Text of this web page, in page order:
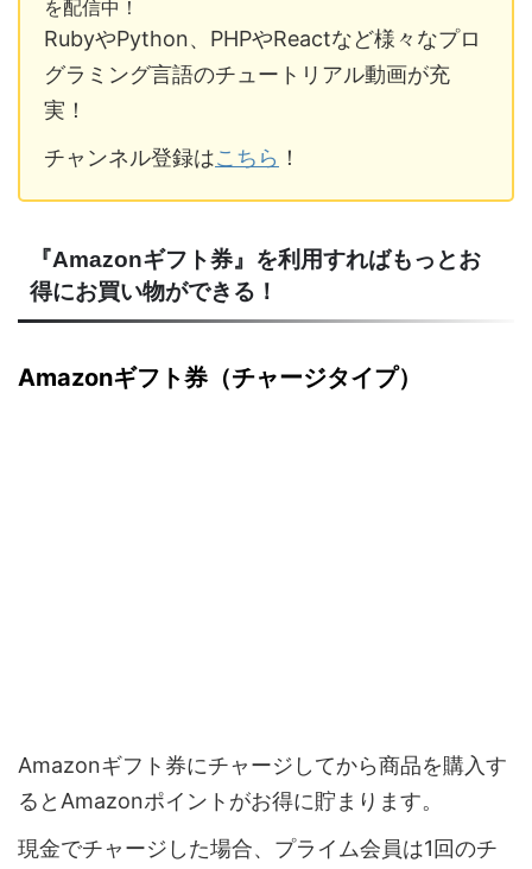
を配信中！
RubyやPython、PHPやReactなど様々なプロ
グラミング言語のチュートリアル動画が充
実！
チャンネル登録はこちら ！
『Amazonギフト券』を利用すればもっとお
得にお買い物ができる！
Amazonギフト券（チャージタイプ）
Amazonギフト券にチャージしてから商品を購入す
るとAmazonポイントがお得に貯まります。
現金でチャージした場合、プライム会員は1回のチ